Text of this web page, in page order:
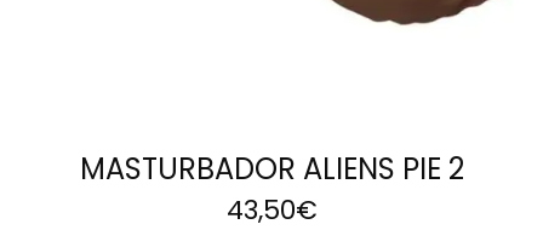
MASTURBADOR ALIENS PIE 2
43,50€